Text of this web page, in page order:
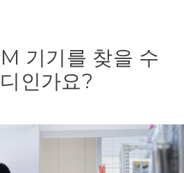
기기를 찾을 수
인가요?